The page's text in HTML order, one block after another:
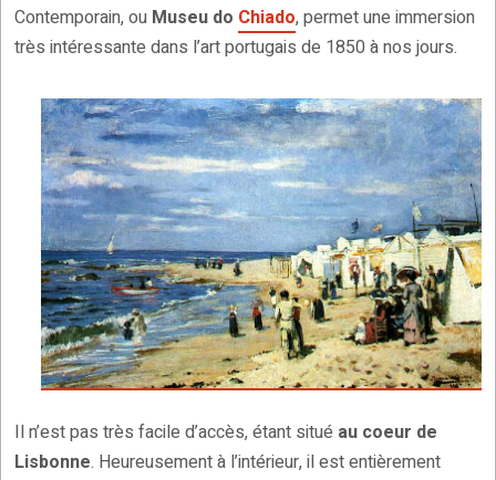
Contemporain, ou Museu do Chiado, permet une immersion
très intéressante dans l’art portugais de 1850 à nos jours.
Il n’est pas très facile d’accès, étant situé au coeur de
Lisbonne. Heureusement à l’intérieur, il est entièrement